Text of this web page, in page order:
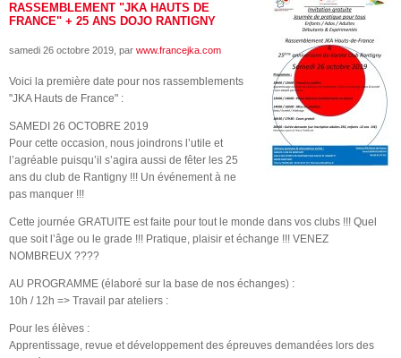
RASSEMBLEMENT "JKA HAUTS DE
FRANCE" + 25 ANS DOJO RANTIGNY
samedi 26 octobre 2019 , par www.francejka.com
Voici la première date pour nos rassemblements
"JKA Hauts de France" :
SAMEDI 26 OCTOBRE 2019
Pour cette occasion, nous joindrons l’utile et
l’agréable puisqu’il s’agira aussi de fêter les 25
ans du club de Rantigny !!! Un événement à ne
pas manquer !!!
Cette journée GRATUITE est faite pour tout le monde dans vos clubs !!! Quel
que soit l’âge ou le grade !!! Pratique, plaisir et échange !!! VENEZ
NOMBREUX ????
AU PROGRAMME (élaboré sur la base de nos échanges) :
10h / 12h => Travail par ateliers :
Pour les élèves :
Apprentissage, revue et développement des épreuves demandées lors des